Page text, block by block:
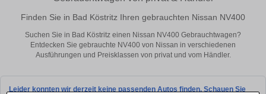
Finden Sie in Bad Köstritz Ihren gebrauchten Nissan NV400
Suchen Sie in Bad Köstritz einen Nissan NV400 Gebrauchtwagen?
Entdecken Sie gebrauchte NV400 von Nissan in verschiedenen
Ausführungen und Preisklassen von privat und vom Händler.
Leider konnten wir derzeit keine passenden Autos finden. Schauen Sie